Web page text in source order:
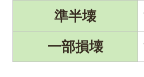
準半壊
一部損壊